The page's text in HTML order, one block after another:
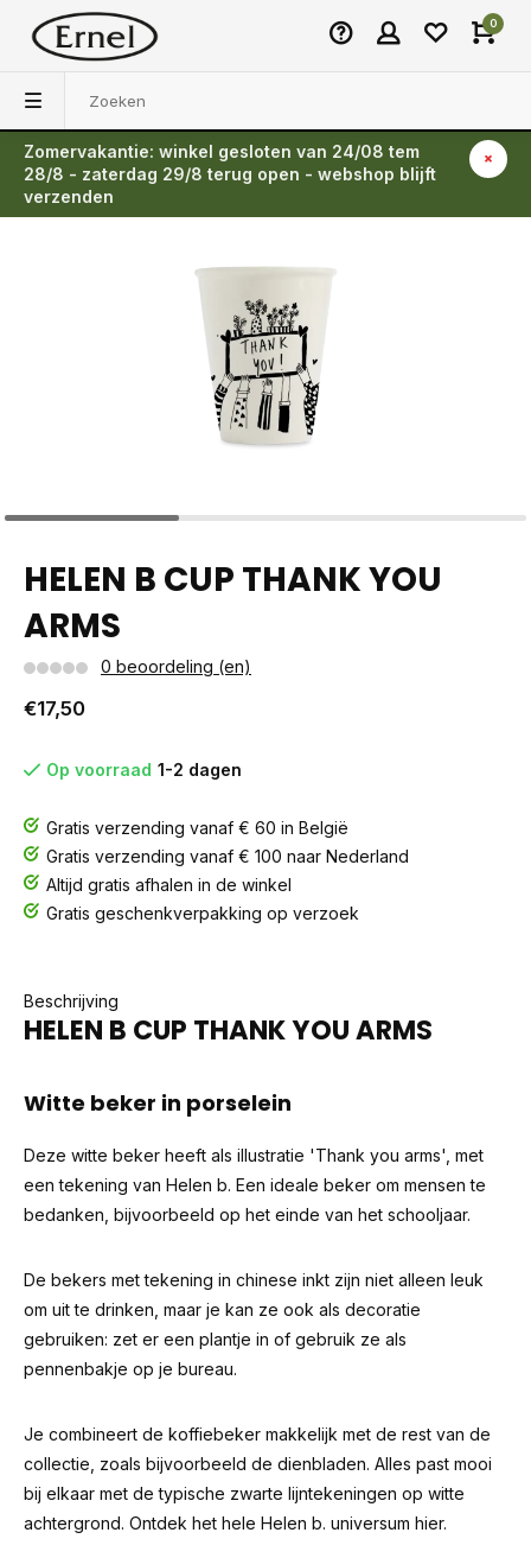
0
Zomervakantie: winkel gesloten van 24/08 tem
28/8 - zaterdag 29/8 terug open - webshop blijft
verzenden
Terug
HELEN B CUP THANK YOU
ARMS
0 beoordeling (en)
€17,50
Op voorraad 1-2 dagen
Gratis verzending vanaf € 60 in België
Gratis verzending vanaf € 100 naar Nederland
Altijd gratis afhalen in de winkel
Gratis geschenkverpakking op verzoek
Beschrijving
HELEN B CUP THANK YOU ARMS
Witte beker in porselein
Deze witte beker heeft als illustratie 'Thank you arms', met
een tekening van Helen b. Een ideale beker om mensen te
bedanken, bijvoorbeeld op het einde van het schooljaar.
De bekers met tekening in chinese inkt zijn niet alleen leuk
om uit te drinken, maar je kan ze ook als decoratie
gebruiken: zet er een plantje in of gebruik ze als
pennenbakje op je bureau.
Je combineert de koffiebeker makkelijk met de rest van de
collectie, zoals bijvoorbeeld de dienbladen. Alles past mooi
bij elkaar met de typische zwarte lijntekeningen op witte
achtergrond. Ontdek het hele Helen b. universum hier.